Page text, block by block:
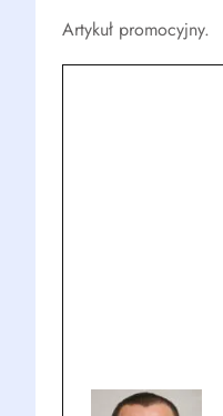
Artykuł promocyjny.